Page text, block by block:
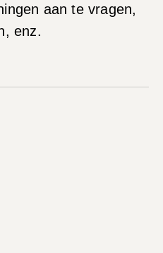
aan te vragen,
enz.